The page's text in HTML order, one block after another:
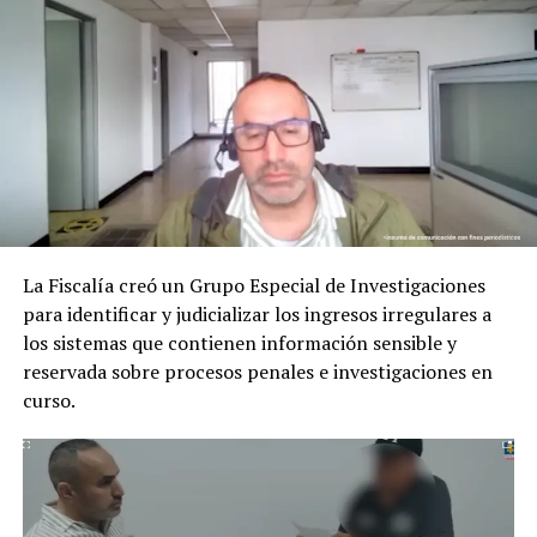
menores de edad para que adquirieran, conservaran,
dosificaran y vendieran marihuana y cocaína en la
llamada zona de tolerancia.
Condenados 3 sujetos por asesinar a un hombre por
robarle una cadena de oro
Lo que por agua viene, por agua se va
La Fiscalía creó un Grupo Especial de Investigaciones
para identificar y judicializar los ingresos irregulares a
los sistemas que contienen información sensible y
reservada sobre procesos penales e investigaciones en
curso.